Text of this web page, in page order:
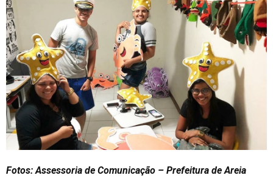
Fotos: Assessoria de Comunicação – Prefeitura de Areia